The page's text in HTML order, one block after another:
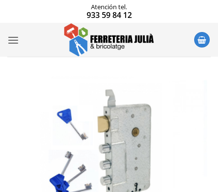
Atención tel.
933 59 84 12